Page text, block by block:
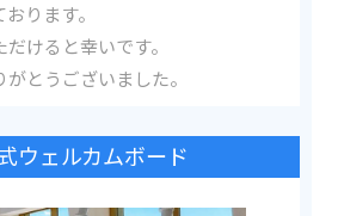
ります。
けると幸いです。
とうございました。
ウェルカムボード